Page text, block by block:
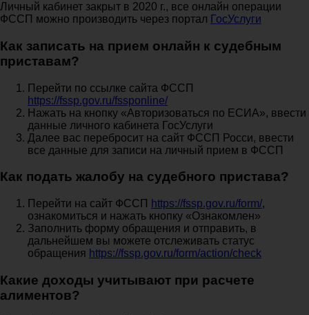
Личный кабинет закрыт в 2020 г., все онлайн операции
ФССП можно производить через портал ГосУслуги
Как записать на прием онлайн к судебным
приставам?
Перейти по ссылке сайта ФССП
https://fssp.gov.ru/fssponline/
Нажать на кнопку «Авторизоваться по ЕСИА», ввести
данные личного кабинета ГосУслуги
Далее вас перебросит на сайт ФССП Росси, ввести
все данные для записи на личный прием в ФССП
Как подать жалобу на судебного пристава?
Перейти на сайт ФССП https://fssp.gov.ru/form/,
ознакомиться и нажать кнопку «Ознакомлен»
Заполнить форму обращения и отправить, в
дальнейшем вы можете отслеживать статус
обращения https://fssp.gov.ru/form/action/check
Какие доходы учитывают при расчете
алиментов?